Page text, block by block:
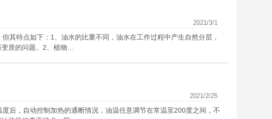
2021/3/1
其特点如下：1、油水的比重不同，油水在工作过程中产生自然分层，
变质的问题。2、植物…
2021/2/25
后，自动控制加热的通断情况，油温任意调节在常温至200度之间，不